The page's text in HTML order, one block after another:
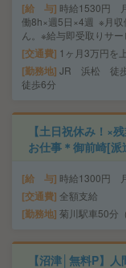
給 与 時給1530円
働8h×週5日×4週 ※月収
ん。※給与即受取りサー
交通費 1ヶ月3万円を
勤務地 JR 浜松 徒
徒歩6分
【土日祝休み！×
お仕事＊御前崎[派
給 与 時給1300円
交通費 全額支給
勤務地 菊川駅車50分
【沼津│無料P】